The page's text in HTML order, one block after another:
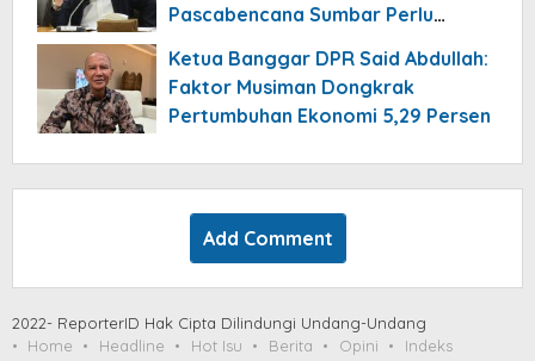
Pascabencana Sumbar Perlu
Ketua Banggar DPR Said Abdullah:
Faktor Musiman Dongkrak
Pertumbuhan Ekonomi 5,29 Persen
Add Comment
2022- ReporterID Hak Cipta Dilindungi Undang-Undang
Home
Headline Hot Isu Berita Opini Indeks